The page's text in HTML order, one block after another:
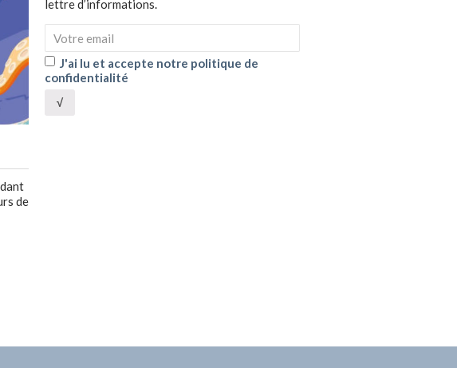
de
lettre d’informations.
J'ai lu et accepte notre politique de
confidentialité
√